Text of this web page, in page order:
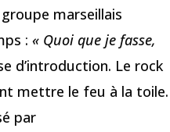
marseillais
: « Quoi que je fasse,
d’introduction. Le rock
mettre le feu à la toile.
par